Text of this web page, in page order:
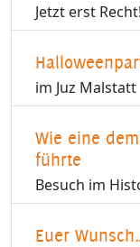
Jetzt erst Recht!
im Juz Malstatt
Wie eine
führte
Besuch im
Euer